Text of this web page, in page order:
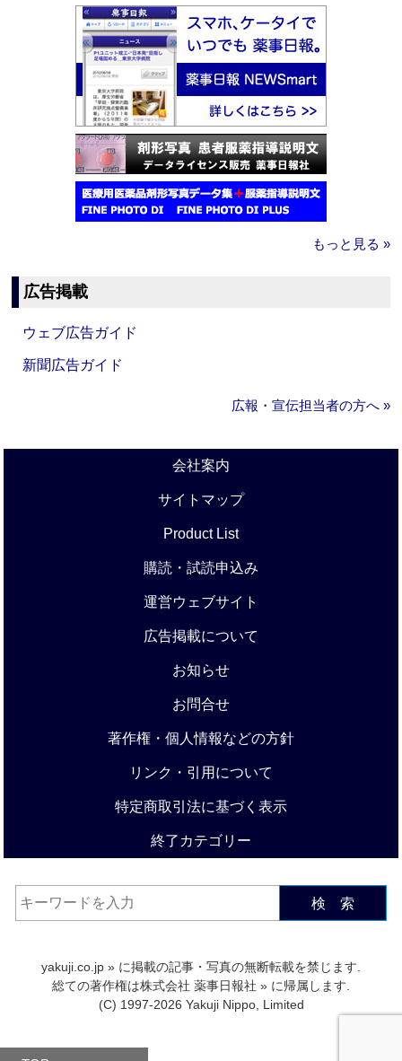
もっと見る »
広告掲載
ウェブ広告ガイド
新聞広告ガイド
広報・宣伝担当者の方へ »
会社案内
サイトマップ
Product List
購読・試読申込み
運営ウェブサイト
広告掲載について
お知らせ
お問合せ
著作権・個人情報などの方針
リンク・引用について
特定商取引法に基づく表示
終了カテゴリー
検 索
yakuji.co.jp » に掲載の記事・写真の無断転載を禁じます.
総ての著作権は株式会社 薬事日報社 » に帰属します.
(C) 1997-2026 Yakuji Nippo, Limited